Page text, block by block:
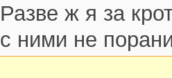
Разве ж я за
с ними не